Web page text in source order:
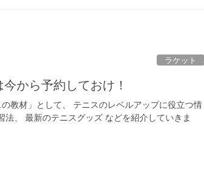
ラケット
から予約しておけ！
教材」として、 テニスのレベルアップに役立つ情
、 最新のテニスグッズ などを紹介していきま